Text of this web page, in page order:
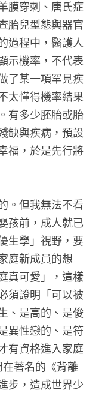
膜穿刺、唐氏症
胎兒型態與器官
過程中，醫護人
示機率，不代表
了某一項罕見疾
太懂得機率結果
有多少胚胎或胎
缺與疾病，預設
福，於是先行將
。但我無法不看
孩前，成人就已
生學」視野，要
庭新成員的想
真可愛」，這樣
須證明「可以被
、是高的、是俊
異性戀的、是符
有資格進入家庭
著名的《背離
步，造成世界少